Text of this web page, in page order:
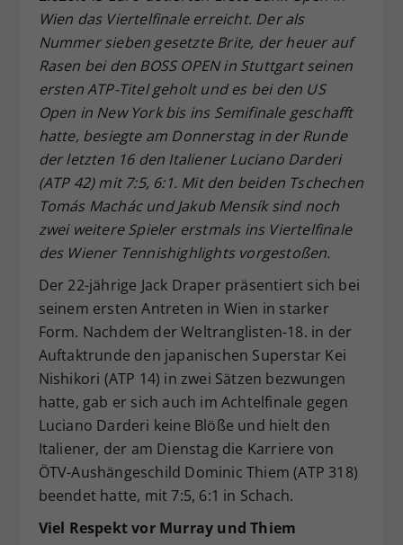
Wien das Viertelfinale erreicht. Der als
Nummer sieben gesetzte Brite, der heuer auf
Rasen bei den BOSS OPEN in Stuttgart seinen
ersten ATP-Titel geholt und es bei den US
Open in New York bis ins Semifinale geschafft
hatte, besiegte am Donnerstag in der Runde
der letzten 16 den Italiener Luciano Darderi
(ATP 42) mit 7:5, 6:1. Mit den beiden Tschechen
Tomás Machác und Jakub Mensík sind noch
zwei weitere Spieler erstmals ins Viertelfinale
des Wiener Tennishighlights vorgestoßen.
Der 22-jährige Jack Draper präsentiert sich bei
seinem ersten Antreten in Wien in starker
Form. Nachdem der Weltranglisten-18. in der
Auftaktrunde den japanischen Superstar Kei
Nishikori (ATP 14) in zwei Sätzen bezwungen
hatte, gab er sich auch im Achtelfinale gegen
Luciano Darderi keine Blöße und hielt den
Italiener, der am Dienstag die Karriere von
ÖTV-Aushängeschild Dominic Thiem (ATP 318)
beendet hatte, mit 7:5, 6:1 in Schach.
Viel Respekt vor Murray und Thiem
Zweck
Dieser Wert speichert Ihre Consent-
Einstellungen. Unter anderem eine
zufällig generierte ID, für die
historische Speicherung Ihrer
vorgenommen Einstellungen, falls der
Webseiten-Betreiber dies eingestellt
hat.